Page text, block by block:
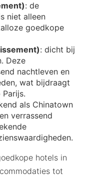
: de
niet alleen
goedkope
: dicht bij
Deze
nachtleven en
wat bijdraagt
als Chinatown
verrassend
hotels in
tot